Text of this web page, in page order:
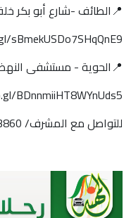
📍الطائف -شارع أبو بكر
📍الحوية - مستشفى
BDnnmiiHT8WYnUds5
للتواصل مع المشرف/ 0505173860